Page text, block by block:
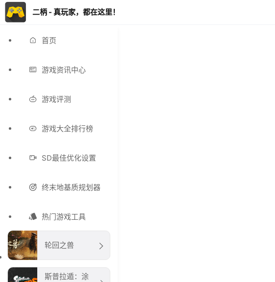
二柄 - 真玩家，都在这里！
首页
游戏资讯中心
游戏评测
游戏大全排行榜
SD最佳优化设置
终末地基质规划器
热门游戏工具
轮回之兽
斯普拉遁：涂